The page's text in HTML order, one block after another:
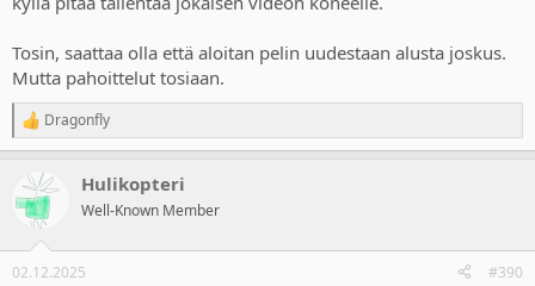
Tosin, saattaa olla että aloitan pelin uudestaan alusta joskus.
Mutta pahoittelut tosiaan.
R
e
c
t
s
Dragonfly
Hulikopteri
Well-Known Member
02.12.2025 #390